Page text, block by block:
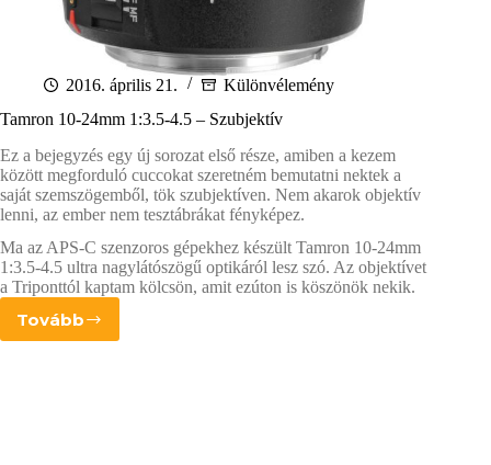
2016. április 21.
Különvélemény
Tamron 10-24mm 1:3.5-4.5 – Szubjektív
Ez a bejegyzés egy új sorozat első része, amiben a kezem
között megforduló cuccokat szeretném bemutatni nektek a
saját szemszögemből, tök szubjektíven. Nem akarok objektív
lenni, az ember nem tesztábrákat fényképez.
Ma az APS-C szenzoros gépekhez készült Tamron 10-24mm
1:3.5-4.5 ultra nagylátószögű optikáról lesz szó. Az objektívet
a Triponttól kaptam kölcsön, amit ezúton is köszönök nekik.
TovábbTamron